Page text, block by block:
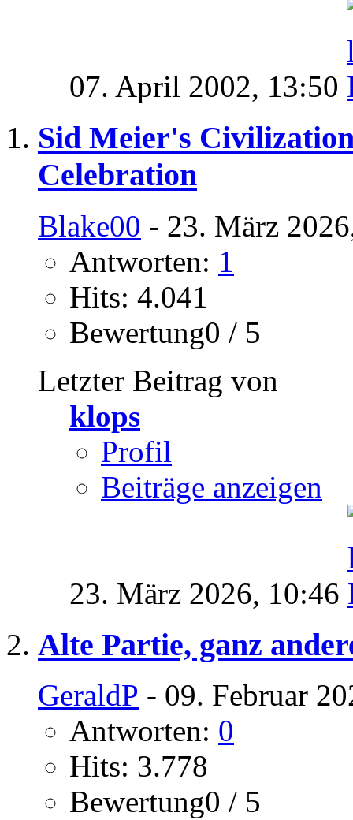
07. April 2002, 13:50
Sid Meier's
Celebration
Blake00 - 23. März
Antworten: 1
Hits: 4.041
Bewertung0 / 5
Letzter Beitrag von
klops
Profil
Beiträge anzeigen
23. März 2026, 10:46
Alte Partie, ganz
GeraldP - 09. Februar
Antworten: 0
Hits: 3.778
Bewertung0 / 5